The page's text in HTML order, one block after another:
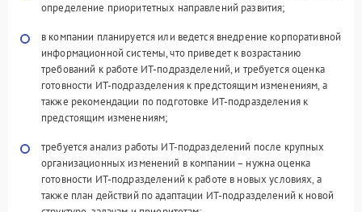
определение приоритетных направлений развития;
в компании планируется или ведется внедрение корпоративной
информационной системы, что приведет к возрастанию
требований к работе ИТ-подразделений, и требуется оценка
готовности ИТ-подразделения к предстоящим изменениям, а
также рекомендации по подготовке ИТ-подразделения к
предстоящим изменениям;
требуется анализ работы ИТ-подразделений после крупных
организационных изменений в компании – нужна оценка
готовности ИТ-подразделений к работе в новых условиях, а
также план действий по адаптации ИТ-подразделений к новой